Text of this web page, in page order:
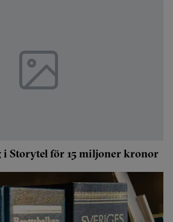
Storytel för 15 miljoner kronor